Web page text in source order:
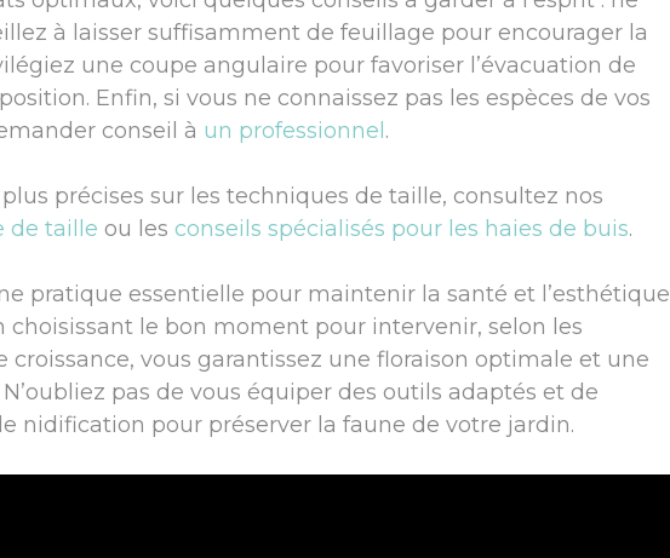
à laisser suffisamment de feuillage pour encourager la
une coupe angulaire pour favoriser l’évacuation de
Enfin, si vous ne connaissez pas les espèces de vos
conseil à un professionnel.
précises sur les techniques de taille, consultez nos
de taille ou les conseils spécialisés pour les haies de buis.
pratique essentielle pour maintenir la santé et l’esthétique
choisissant le bon moment pour intervenir, selon les
croissance, vous garantissez une floraison optimale et une
pas de vous équiper des outils adaptés et de
nidification pour préserver la faune de votre jardin.